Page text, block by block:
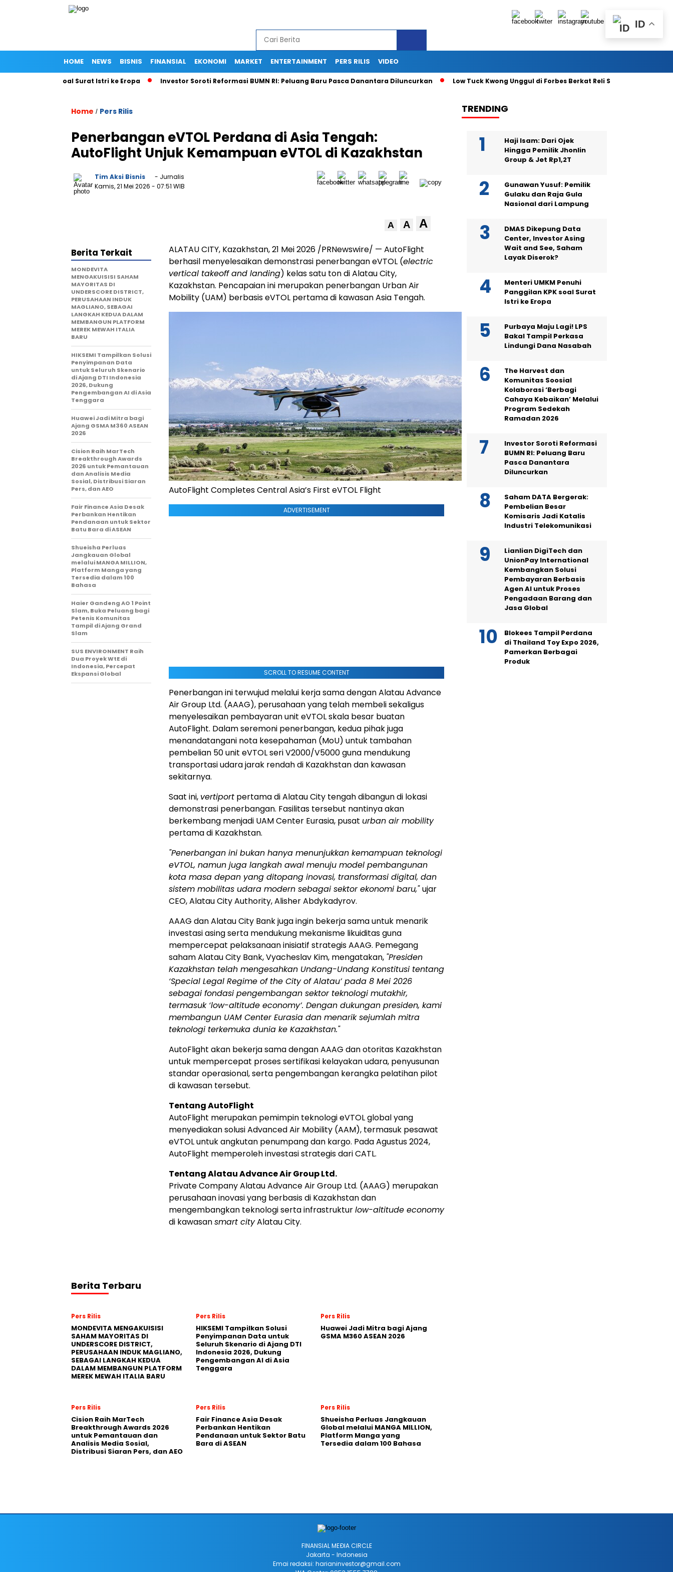
HOME NEWS BISNIS FINANSIAL EKONOMI MARKET ENTERTAINMENT PERS RILIS VIDEO
KPK soal Surat Istri ke Eropa Investor Soroti Reformasi BUMN RI: Peluang Baru Pasca Danantara Diluncurkan Low Tuck Kwong Unggul di Forbes Berkat Reli Saham dan Ekspor Batu
Home / Pers Rilis
Penerbangan eVTOL Perdana di Asia Tengah:
AutoFlight Unjuk Kemampuan eVTOL di Kazakhstan
Tim Aksi Bisnis
- Jurnalis
Kamis, 21 Mei 2026 - 07:51 WIB
A A A
ALATAU CITY, Kazakhstan, 21 Mei 2026 /PRNewswire/ — AutoFlight
berhasil menyelesaikan demonstrasi penerbangan eVTOL (electric
vertical takeoff and landing) kelas satu ton di Alatau City,
Kazakhstan. Pencapaian ini merupakan penerbangan Urban Air
Mobility (UAM) berbasis eVTOL pertama di kawasan Asia Tengah.
AutoFlight Completes Central Asia’s First eVTOL Flight
ADVERTISEMENT
SCROLL TO RESUME CONTENT
Penerbangan ini terwujud melalui kerja sama dengan Alatau Advance
Air Group Ltd. (AAAG), perusahaan yang telah membeli sekaligus
menyelesaikan pembayaran unit eVTOL skala besar buatan
AutoFlight. Dalam seremoni penerbangan, kedua pihak juga
menandatangani nota kesepahaman (MoU) untuk tambahan
pembelian 50 unit eVTOL seri V2000/V5000 guna mendukung
transportasi udara jarak rendah di Kazakhstan dan kawasan
sekitarnya.
Saat ini, vertiport pertama di Alatau City tengah dibangun di lokasi
demonstrasi penerbangan. Fasilitas tersebut nantinya akan
berkembang menjadi UAM Center Eurasia, pusat urban air mobility
pertama di Kazakhstan.
"Penerbangan ini bukan hanya menunjukkan kemampuan teknologi
eVTOL, namun juga langkah awal menuju model pembangunan
kota masa depan yang ditopang inovasi, transformasi digital, dan
sistem mobilitas udara modern sebagai sektor ekonomi baru,"ujar
CEO, Alatau City Authority, Alisher Abdykadyrov.
AAAG dan Alatau City Bank juga ingin bekerja sama untuk menarik
investasi asing serta mendukung mekanisme likuiditas guna
mempercepat pelaksanaan inisiatif strategis AAAG. Pemegang
saham Alatau City Bank, Vyacheslav Kim, mengatakan, "Presiden
Kazakhstan telah mengesahkan Undang-Undang Konstitusi tentang
‘Special Legal Regime of the City of Alatau’ pada 8 Mei 2026
sebagai fondasi pengembangan sektor teknologi mutakhir,
termasuk ‘low-altitude economy’. Dengan dukungan presiden, kami
membangun UAM Center Eurasia dan menarik sejumlah mitra
teknologi terkemuka dunia ke Kazakhstan."
AutoFlight akan bekerja sama dengan AAAG dan otoritas Kazakhstan
untuk mempercepat proses sertifikasi kelayakan udara, penyusunan
standar operasional, serta pengembangan kerangka pelatihan pilot
di kawasan tersebut.
Tentang AutoFlight
AutoFlight merupakan pemimpin teknologi eVTOL global yang
menyediakan solusi Advanced Air Mobility (AAM), termasuk pesawat
eVTOL untuk angkutan penumpang dan kargo. Pada Agustus 2024,
AutoFlight memperoleh investasi strategis dari CATL.
Tentang Alatau Advance Air Group Ltd.
Private Company Alatau Advance Air Group Ltd. (AAAG) merupakan
perusahaan inovasi yang berbasis di Kazakhstan dan
mengembangkan teknologi serta infrastrukturlow-altitude economy
di kawasansmart cityAlatau City.
Berita Terkait
MONDEVITA
MENGAKUISISI SAHAM
MAYORITAS DI
UNDERSCORE DISTRICT,
PERUSAHAAN INDUK
MAGLIANO, SEBAGAI
LANGKAH KEDUA DALAM
MEMBANGUN PLATFORM
MEREK MEWAH ITALIA
BARU
HIKSEMI Tampilkan Solusi
Penyimpanan Data
untuk Seluruh Skenario
di Ajang DTI Indonesia
2026, Dukung
Pengembangan AI di Asia
Tenggara
Huawei Jadi Mitra bagi
Ajang GSMA M360 ASEAN
2026
Cision Raih MarTech
Breakthrough Awards
2026 untuk Pemantauan
dan Analisis Media
Sosial, Distribusi Siaran
Pers, dan AEO
Fair Finance Asia Desak
Perbankan Hentikan
Pendanaan untuk Sektor
Batu Bara di ASEAN
Shueisha Perluas
Jangkauan Global
melalui MANGA MILLION,
Platform Manga yang
Tersedia dalam 100
Bahasa
Haier Gandeng AO 1 Point
Slam, Buka Peluang bagi
Petenis Komunitas
Tampil di Ajang Grand
Slam
SUS ENVIRONMENT Raih
Dua Proyek WtE di
Indonesia, Percepat
Ekspansi Global
Berita Terbaru
Pers Rilis
MONDEVITA MENGAKUISISI
SAHAM MAYORITAS DI
UNDERSCORE DISTRICT,
PERUSAHAAN INDUK MAGLIANO,
SEBAGAI LANGKAH KEDUA
DALAM MEMBANGUN PLATFORM
MEREK MEWAH ITALIA BARU
Pers Rilis
HIKSEMI Tampilkan Solusi
Penyimpanan Data untuk
Seluruh Skenario di Ajang DTI
Indonesia 2026, Dukung
Pengembangan AI di Asia
Tenggara
Pers Rilis
Huawei Jadi Mitra bagi Ajang
GSMA M360 ASEAN 2026
Pers Rilis
Cision Raih MarTech
Breakthrough Awards 2026
untuk Pemantauan dan
Analisis Media Sosial,
Distribusi Siaran Pers, dan AEO
Pers Rilis
Fair Finance Asia Desak
Perbankan Hentikan
Pendanaan untuk Sektor Batu
Bara di ASEAN
Pers Rilis
Shueisha Perluas Jangkauan
Global melalui MANGA MILLION,
Platform Manga yang
Tersedia dalam 100 Bahasa
TRENDING
Haji Isam: Dari Ojek
Hingga Pemilik Jhonlin
Group & Jet Rp1,2T
Gunawan Yusuf: Pemilik
Gulaku dan Raja Gula
Nasional dari Lampung
DMAS Dikepung Data
Center, Investor Asing
Wait and See, Saham
Layak Diserok?
Menteri UMKM Penuhi
Panggilan KPK soal Surat
Istri ke Eropa
Purbaya Maju Lagi! LPS
Bakal Tampil Perkasa
Lindungi Dana Nasabah
The Harvest dan
Komunitas Soosial
Kolaborasi ‘Berbagi
Cahaya Kebaikan’ Melalui
Program Sedekah
Ramadan 2026
Investor Soroti Reformasi
BUMN RI: Peluang Baru
Pasca Danantara
Diluncurkan
Saham DATA Bergerak:
Pembelian Besar
Komisaris Jadi Katalis
Industri Telekomunikasi
Lianlian DigiTech dan
UnionPay International
Kembangkan Solusi
Pembayaran Berbasis
Agen AI untuk Proses
Pengadaan Barang dan
Jasa Global
Blokees Tampil Perdana
di Thailand Toy Expo 2026,
Pamerkan Berbagai
Produk
ID
FINANSIAL MEÐIA CIRCLE
Jakarta - Indonesia
Emai redaksi: harianinvestor@gmail.com